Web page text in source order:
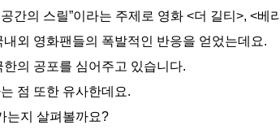
간의 스릴”이라는 주제로 영화 <더 길티>, <베
외 영화팬들의 폭발적인 반응을 얻었는데요.
한의 공포를 심어주고 있습니다.
점 또한 유사한데요.
는지 살펴볼까요?